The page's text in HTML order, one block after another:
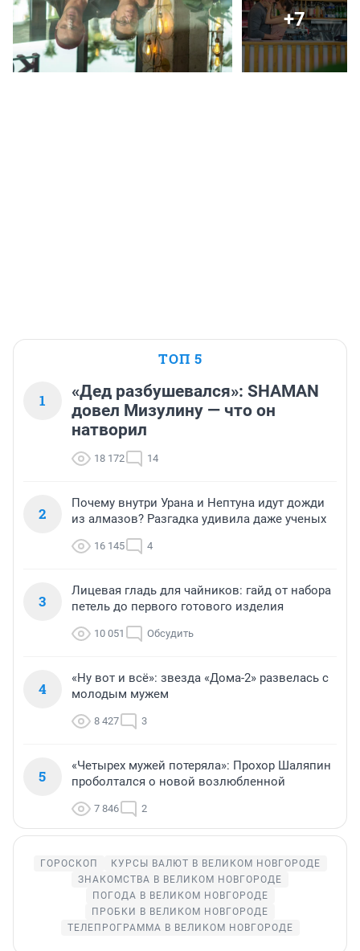
+7
ТОП 5
1
«Дед разбушевался»: SHAMAN
довел Мизулину — что он
натворил
18 172 14
2
Почему внутри Урана и Нептуна идут дожди
из алмазов? Разгадка удивила даже ученых
16 145 4
3
Лицевая гладь для чайников: гайд от набора
петель до первого готового изделия
10 051 Обсудить
4
«Ну вот и всё»: звезда «Дома-2» развелась с
молодым мужем
8 427 3
5
«Четырех мужей потеряла»: Прохор Шаляпин
проболтался о новой возлюбленной
7 846 2
ГОРОСКОП
КУРСЫ ВАЛЮТ В ВЕЛИКОМ НОВГОРОДЕ
ЗНАКОМСТВА В ВЕЛИКОМ НОВГОРОДЕ
ПОГОДА В ВЕЛИКОМ НОВГОРОДЕ
ПРОБКИ В ВЕЛИКОМ НОВГОРОДЕ
ТЕЛЕПРОГРАММА В ВЕЛИКОМ НОВГОРОДЕ